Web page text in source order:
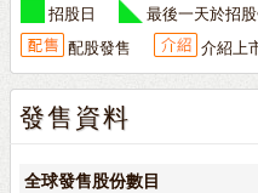
招股日 最後一天於招
配股發售
介紹上
發售資料
全球發售股份數目